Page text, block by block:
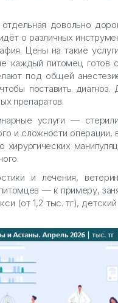
довольно
о различных
Цены на такие
каждый питомец
под общей
поставить
препаратов.
услуги —
и сложности
и лечения,
— к примеру,
(от 1,2 тыс. тг),